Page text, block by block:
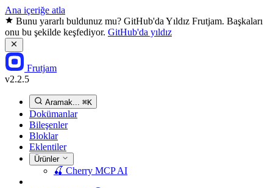
Ana içeriğe atla
Bunu yararlı buldunuz mu? GitHub'da Yıldız Frutjam. Başkaları
onu bu şekilde keşfediyor. GitHub'da yıldız
Frutjam
v2.2.5
Aramak... ⌘K
Dokümanlar
Bileşenler
Bloklar
Eklentiler
Ürünler
🍒 Cherry MCPAI